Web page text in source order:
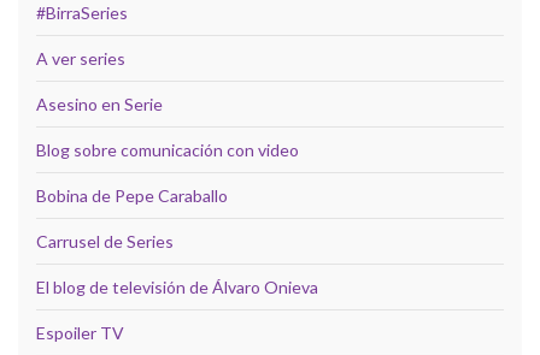
#BirraSeries
A ver series
Asesino en Serie
Blog sobre comunicación con video
Bobina de Pepe Caraballo
Carrusel de Series
El blog de televisión de Álvaro Onieva
Espoiler TV